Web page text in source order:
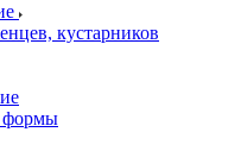
кустарников
формы